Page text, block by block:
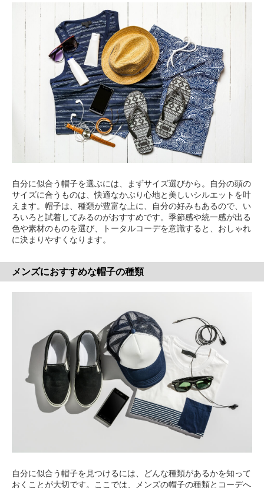
自分に似合う帽子を選ぶには、まずサイズ選びから。自分の頭の
サイズに合うものは、快適なかぶり心地と美しいシルエットを叶
えます。帽子は、種類が豊富な上に、自分の好みもあるので、い
ろいろと試着してみるのがおすすめです。季節感や統一感が出る
色や素材のものを選び、トータルコーデを意識すると、おしゃれ
に決まりやすくなります。
メンズにおすすめな帽子の種類
自分に似合う帽子を見つけるには、どんな種類があるかを知って
おくことが大切です。ここでは、メンズの帽子の種類とコーデへ